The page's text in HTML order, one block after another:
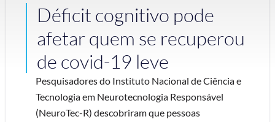
Déficit cognitivo pode
afetar quem se recuperou
de covid-19 leve
Pesquisadores do Instituto Nacional de Ciência e
Tecnologia em Neurotecnologia Responsável
(NeuroTec-R) descobriram que pessoas